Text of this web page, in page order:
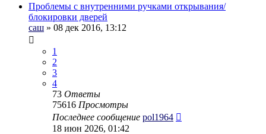
Проблемы с внутренними ручками открывания/
блокировки дверей
саш » 08 дек 2016, 13:12
1
2
3
4
73 Ответы
75616 Просмотры
Последнее сообщение pol1964
18 июн 2026, 01:42